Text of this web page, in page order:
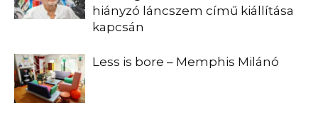
hiányzó láncszem című kiállítása
kapcsán
Less is bore – Memphis Milánó